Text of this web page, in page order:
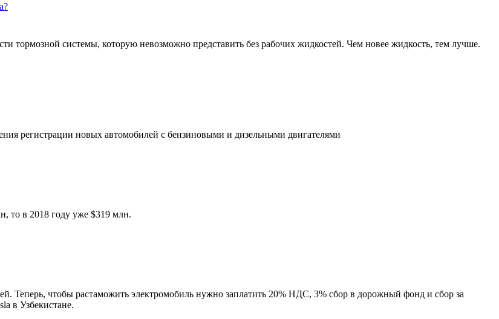
тормозной системы, которую невозможно представить без рабочих жидкостей. Чем новее жидкость, тем лучше.
регистрации новых автомобилей с бензиновыми и дизельными двигателями
то в 2018 году уже $319 млн.
Теперь, чтобы растаможить электромобиль нужно заплатить 20% НДС, 3% сбор в дорожный фонд и сбор за
в Узбекистане.